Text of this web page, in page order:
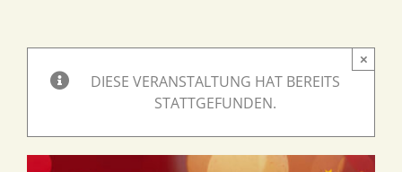
DIESE VERANSTALTUNG HAT BEREITS
STATTGEFUNDEN.
×